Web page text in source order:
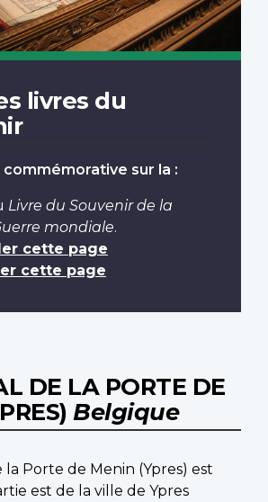
livres du
sur la :
Livre du Souvenir de la
mondiale.
cette page
cette page
DE LA PORTE DE
Belgique
la Porte de Menin (Ypres) est
est de la ville de Ypres